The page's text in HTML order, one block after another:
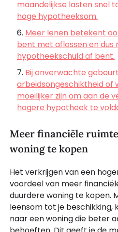
maandelijkse lasten snel
hoge hypotheeksom.
Meer lenen betekent
bent met aflossen en dus
hypotheekschuld af bent.
Bij onverwachte
arbeidsongeschiktheid of
moeilijker zijn om aan de
hogere hypotheek te
Meer financiële
woning te kopen
Het verkrijgen van een
voordeel van meer
duurdere woning te kopen.
leensom tot je beschikking,
naar een woning die beter